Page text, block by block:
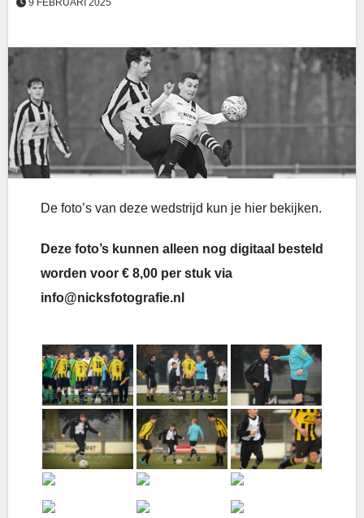
9 FEBRUARI 2025
De foto’s van deze wedstrijd kun je hier bekijken.
Deze foto’s kunnen alleen nog digitaal besteld
worden voor € 8,00 per stuk via
info@nicksfotografie.nl